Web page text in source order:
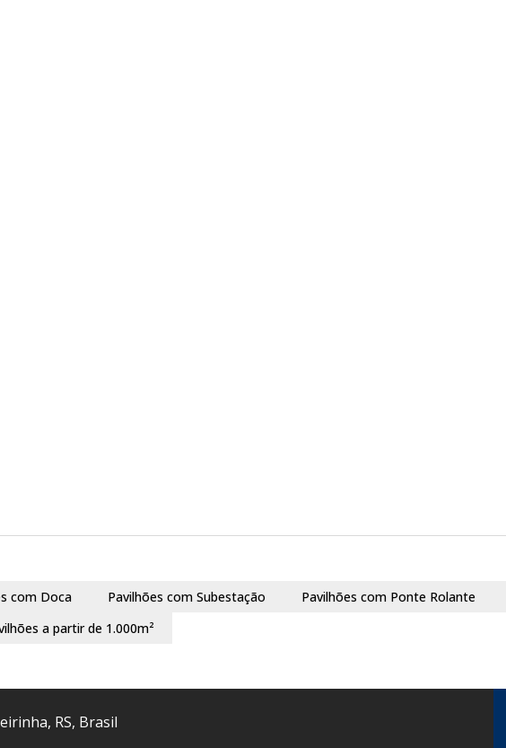
com Doca Pavilhões com Subestação Pavilhões com Ponte Rolante
a partir de 1.000m²
, RS, Brasil